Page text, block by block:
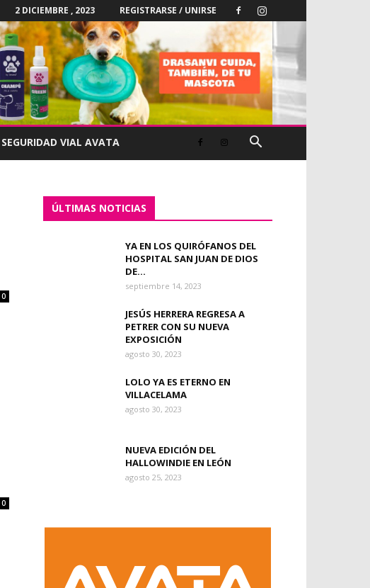
2 DICIEMBRE , 2023 REGISTRARSE / UNIRSE
SEGURIDAD VIAL AVATA
0
0
ÚLTIMAS NOTICIAS
YA EN LOS QUIRÓFANOS DEL
HOSPITAL SAN JUAN DE DIOS
DE...
septiembre 14, 2023
JESÚS HERRERA REGRESA A
PETRER CON SU NUEVA
EXPOSICIÓN
agosto 30, 2023
LOLO YA ES ETERNO EN
VILLACELAMA
agosto 30, 2023
NUEVA EDICIÓN DEL
HALLOWINDIE EN LEÓN
agosto 25, 2023